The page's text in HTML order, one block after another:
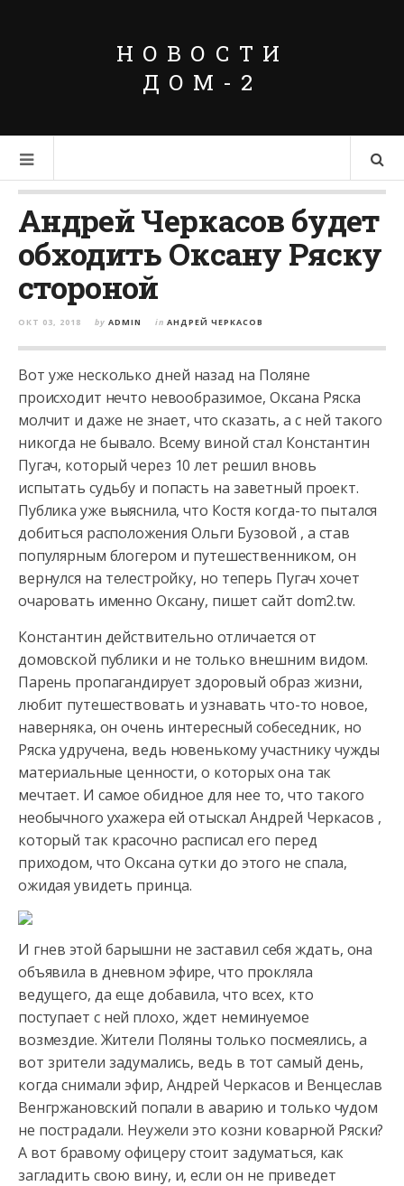
НОВОСТИ
ДОМ-2
Андрей Черкасов будет
обходить Оксану Ряску
стороной
ОКТ 03, 2018 by ADMIN in АНДРЕЙ ЧЕРКАСОВ
Вот уже несколько дней назад на Поляне
происходит нечто невообразимое, Оксана Ряска
молчит и даже не знает, что сказать, а с ней такого
никогда не бывало. Всему виной стал Константин
Пугач, который через 10 лет решил вновь
испытать судьбу и попасть на заветный проект.
Публика уже выяснила, что Костя когда-то пытался
добиться расположения Ольги Бузовой , а став
популярным блогером и путешественником, он
вернулся на телестройку, но теперь Пугач хочет
очаровать именно Оксану, пишет сайт dom2.tw.
Константин действительно отличается от
домовской публики и не только внешним видом.
Парень пропагандирует здоровый образ жизни,
любит путешествовать и узнавать что-то новое,
наверняка, он очень интересный собеседник, но
Ряска удручена, ведь новенькому участнику чужды
материальные ценности, о которых она так
мечтает. И самое обидное для нее то, что такого
необычного ухажера ей отыскал Андрей Черкасов ,
который так красочно расписал его перед
приходом, что Оксана сутки до этого не спала,
ожидая увидеть принца.
И гнев этой барышни не заставил себя ждать, она
объявила в дневном эфире, что прокляла
ведущего, да еще добавила, что всех, кто
поступает с ней плохо, ждет неминуемое
возмездие. Жители Поляны только посмеялись, а
вот зрители задумались, ведь в тот самый день,
когда снимали эфир, Андрей Черкасов и Венцеслав
Венгржановский попали в аварию и только чудом
не пострадали. Неужели это козни коварной Ряски?
А вот бравому офицеру стоит задуматься, как
загладить свою вину, и, если он не приведет